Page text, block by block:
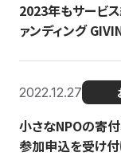
2023年もサービ
ァンディング
2022.12.27
小さなNPOの寄
参加申込を受け付